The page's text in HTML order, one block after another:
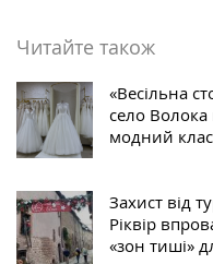
Читайте також
«Весільна
село
модний
Захист від
Ріквір
«зон тиші»